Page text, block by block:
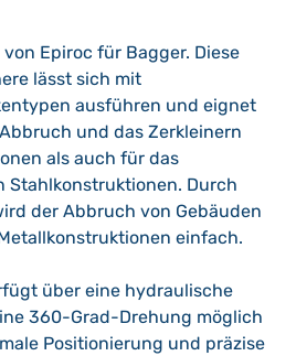
von Epiroc für Bagger. Diese
lässt sich mit
ausführen und eignet
und das Zerkleinern
als auch für das
Stahlkonstruktionen. Durch
der Abbruch von Gebäuden
einfach.
über eine hydraulische
360-Grad-Drehung möglich
Positionierung und präzise